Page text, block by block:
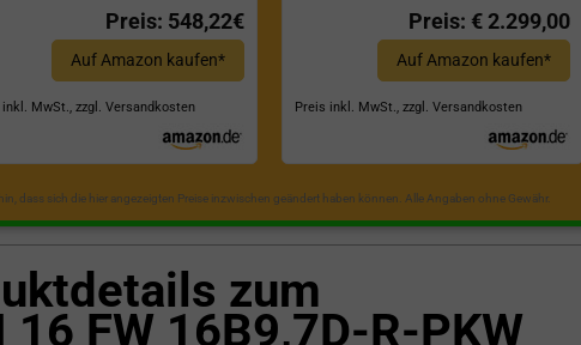
Preis: 548,22€
Auf Amazon kaufen*
inkl. MwSt., zzgl. Versandkosten
Preis: € 2.299,00
Auf Amazon kaufen*
Preis inkl. MwSt., zzgl. Versandkosten
dass sich die hier angezeigten Preise inzwischen geändert haben können. Alle Angaben ohne Gewähr.
zum
16 FW 16B9,7D-R-PKW